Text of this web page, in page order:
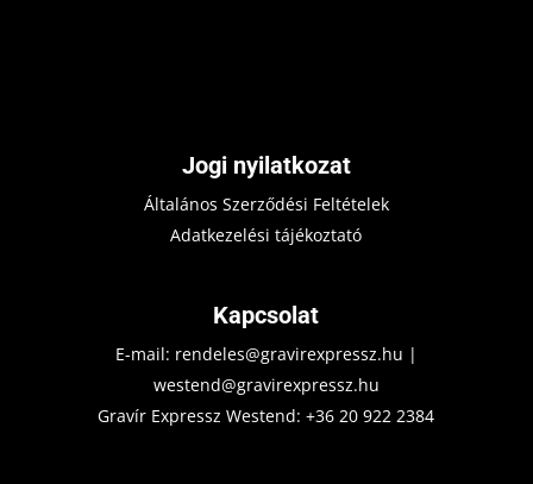
Jogi nyilatkozat
Általános Szerződési Feltételek
Adatkezelési tájékoztató
Kapcsolat
E-mail: rendeles@gravirexpressz.hu |
westend@gravirexpressz.hu
Gravír Expressz Westend:+36 20 922 2384